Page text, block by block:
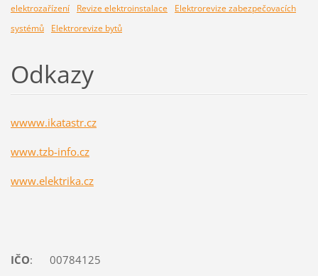
elektrozařízení
Revize elektroinstalace
Elektrorevize zabezpečovacích
systémů
Elektrorevize bytů
Odkazy
wwww.ikatastr.cz
www.tzb-info.cz
www.elektrika.cz
IČO: 00784125